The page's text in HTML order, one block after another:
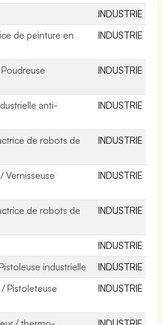
INDUSTRIE
de peinture en
INDUSTRIE
INDUSTRIE
anti-
INDUSTRIE
de robots de
INDUSTRIE
Vernisseuse
INDUSTRIE
de robots de
INDUSTRIE
INDUSTRIE
industrielle
INDUSTRIE
Pistoleteuse
INDUSTRIE